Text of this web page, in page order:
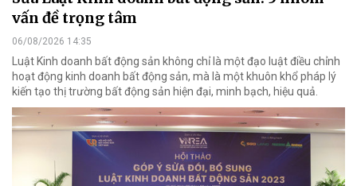
vấn đề trọng tâm
06/08/2026 14:35
Luật Kinh doanh bất động sản không chỉ là một đạo luật điều chỉnh
hoạt động kinh doanh bất động sản, mà là một khuôn khổ pháp lý
kiến tạo thị trường bất động sản hiện đại, minh bạch, hiệu quả.